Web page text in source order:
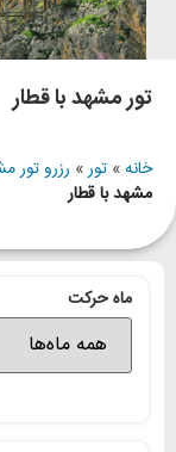
تور مشهد با قطار
خانه» تور» رزرو تور
مشهد با قطار
ماه حرکت